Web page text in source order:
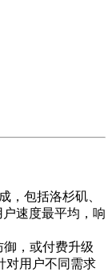
，包括洛杉矶、
速度最平均，响
，或付费升级
对用户不同需求